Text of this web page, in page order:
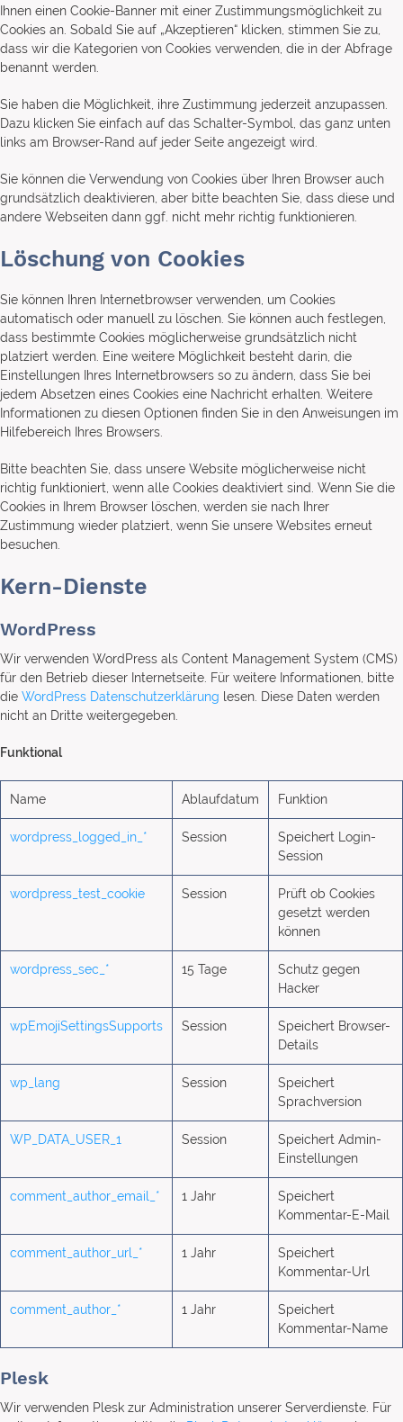
Ihnen einen Cookie-Banner mit einer Zustimmungsmöglichkeit zu
Cookies an. Sobald Sie auf „Akzeptieren“ klicken, stimmen Sie zu,
dass wir die Kategorien von Cookies verwenden, die in der Abfrage
benannt werden.
Sie haben die Möglichkeit, ihre Zustimmung jederzeit anzupassen.
Dazu klicken Sie einfach auf das Schalter-Symbol, das ganz unten
links am Browser-Rand auf jeder Seite angezeigt wird.
Sie können die Verwendung von Cookies über Ihren Browser auch
grundsätzlich deaktivieren, aber bitte beachten Sie, dass diese und
andere Webseiten dann ggf. nicht mehr richtig funktionieren.
Löschung von Cookies
Sie können Ihren Internetbrowser verwenden, um Cookies
automatisch oder manuell zu löschen. Sie können auch festlegen,
dass bestimmte Cookies möglicherweise grundsätzlich nicht
platziert werden. Eine weitere Möglichkeit besteht darin, die
Einstellungen Ihres Internetbrowsers so zu ändern, dass Sie bei
jedem Absetzen eines Cookies eine Nachricht erhalten. Weitere
Informationen zu diesen Optionen finden Sie in den Anweisungen im
Hilfebereich Ihres Browsers.
Bitte beachten Sie, dass unsere Website möglicherweise nicht
richtig funktioniert, wenn alle Cookies deaktiviert sind. Wenn Sie die
Cookies in Ihrem Browser löschen, werden sie nach Ihrer
Zustimmung wieder platziert, wenn Sie unsere Websites erneut
besuchen.
Kern-Dienste
WordPress
Wir verwenden WordPress als Content Management System (CMS)
für den Betrieb dieser Internetseite. Für weitere Informationen, bitte
die WordPress Datenschutzerklärung lesen. Diese Daten werden
nicht an Dritte weitergegeben.
Funktional
Name Ablaufdatum Funktion
wordpress_logged_in_* Session
Speichert Login-
Session
wordpress_test_cookie Session
Prüft ob Cookies
gesetzt werden
können
wordpress_sec_* 15 Tage
Schutz gegen
Hacker
wpEmojiSettingsSupports Session
Speichert Browser-
Details
wp_lang Session
Speichert
Sprachversion
WP_DATA_USER_1 Session
Speichert Admin-
Einstellungen
comment_author_email_* 1 Jahr
Speichert
Kommentar-E-Mail
comment_author_url_* 1 Jahr
Speichert
Kommentar-Url
comment_author_* 1 Jahr
Speichert
Kommentar-Name
Plesk
Wir verwenden Plesk zur Administration unserer Serverdienste. Für